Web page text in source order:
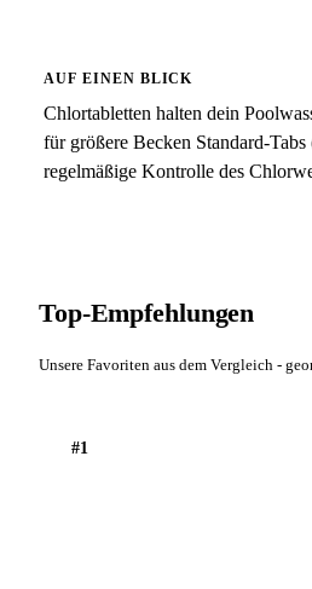
AUF EINEN BLICK
Chlortabletten halten dein
für größere Becken Standard-
regelmäßige Kontrolle des
Top-Empfehlungen
Unsere Favoriten aus dem Vergleich -
#1